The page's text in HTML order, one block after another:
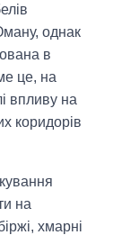
однак
в
це, на
впливу на
коридорів
на
хмарні